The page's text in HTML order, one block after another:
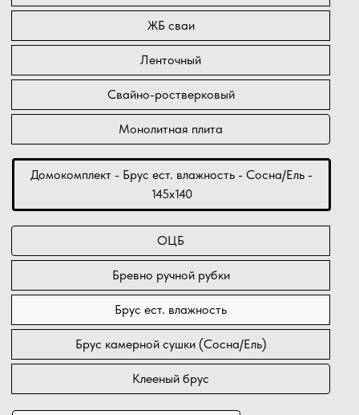
ЖБ сваи
Ленточный
Свайно-ростверковый
Монолитная плита
Домокомплект - Брус ест. влажность - Сосна/Ель -
145х140
ОЦБ
Бревно ручной рубки
Брус ест. влажность
Брус камерной сушки (Сосна/Ель)
Клееный брус